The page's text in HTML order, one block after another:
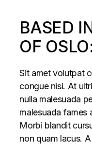
BASED
OF
Sit amet volutpat
congue nisi. At
nulla malesuada
malesuada fames
Morbi blandit
non quam lacus.